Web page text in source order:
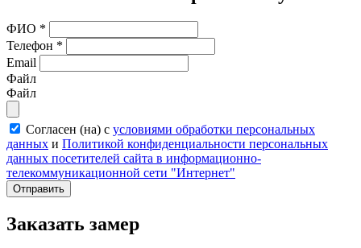
ФИО *
Телефон *
Email
Файл
Файл
Согласен (на) с условиями обработки персональных
данных и Политикой конфиденциальности персональных
данных посетителей сайта в информационно-
телекоммуникационной сети "Интернет"
Отправить
Заказать замер